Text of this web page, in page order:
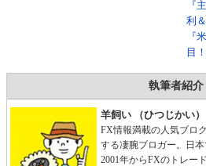
『
利
『
目！
執筆者紹介
羊飼い （ひつじかい）
FX情報満載の人気ブロ
する凄腕ブロガー。日
2001年からFXのトレー